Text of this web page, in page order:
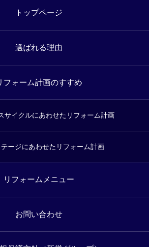
トップページ
選ばれる理由
フォーム計画のすすめ
サイクルにあわせたリフォーム計画
ージにあわせたリフォーム計画
リフォームメニュー
お問い合わせ